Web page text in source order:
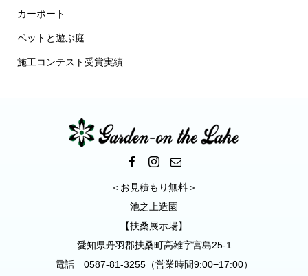
カーポート
ペットと遊ぶ庭
施工コンテスト受賞実績
＜お見積もり無料＞
池之上造園
【扶桑展示場】
愛知県丹羽郡扶桑町高雄字宮島25-1
電話 0587-81-3255（営業時間9:00−17:00）